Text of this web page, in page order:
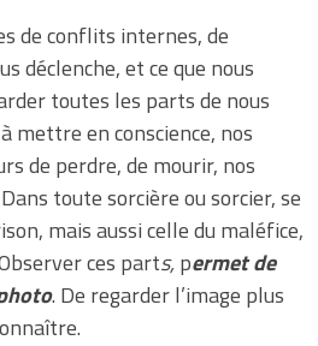
de conflits internes, de
déclenche, et ce que nous
toutes les parts de nous
mettre en conscience, nos
de perdre, de mourir, nos
toute sorcière ou sorcier, se
mais aussi celle du maléfice,
ces parts,permet de
. De regarder l’image plus